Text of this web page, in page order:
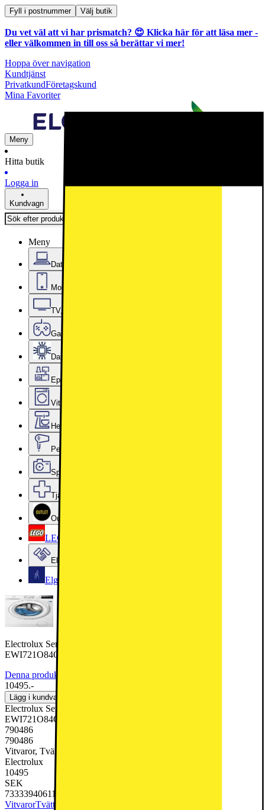
Fyll i postnummer Välj butik
Du vet väl att vi har prismatch? 😍 Klicka här för att läsa mer -
eller välkommen in till oss så berättar vi mer!
Hoppa över navigation
Kundtjänst
PrivatkundFöretagskund
Mina Favoriter
Meny
Hitta butik
Logga in
Kundvagn
Meny
Datorer & Kontor
Mobiler, Tablets & Smartklockor
TV, Ljud & Smart Hem
Gaming
Datorkomponenter
Epoq Kök & Tvättstuga
Vitvaror
Hem, Hushåll & Trädgård
Personvård, Hälsa & Skönhet
Sport & Fritid
Tjänster & Tillbehör
Outlet
LEGO
Elgiganten Företag
Elgiganten Kundklubb
Electrolux Serie 700 Kombinerad Tvättmaskin/Torktumlare
EWI721O84O (8/5kg)
Denna produkt har blivit bedömd som 5 av 5 möjliga stjärnor.
10495.-
Lägg i kundvagn
Electrolux Serie 700 Kombinerad Tvättmaskin/Torktumlare
EWI721O84O (8/5kg)
790486
790486
Vitvaror, Tvätt & Tork, Kombinerad Tvättmaskin & Torktumlare
Electrolux
10495
SEK
7333394061177
VitvarorTvätt & Tork